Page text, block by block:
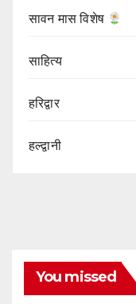
सावन मास विशेष
साहित्य
हरिद्वार
हल्द्वानी
You missed